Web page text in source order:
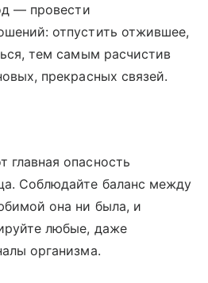
— провести
отпустить отжившее,
тем самым расчистив
прекрасных связей.
опасность
Соблюдайте баланс между
она ни была, и
любые, даже
организма.